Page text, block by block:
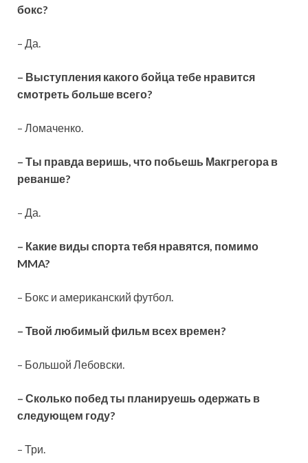
бокс?
– Да.
– Выступления какого бойца тебе нравится
смотреть больше всего?
– Ломаченко.
– Ты правда веришь, что побьешь Макгрегора в
реванше?
– Да.
– Какие виды спорта тебя нравятся, помимо
MMA?
– Бокс и американский футбол.
– Твой любимый фильм всех времен?
– Большой Лебовски.
– Сколько побед ты планируешь одержать в
следующем году?
– Три.